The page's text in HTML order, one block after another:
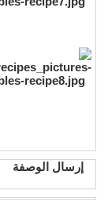
إرسال الوصفة